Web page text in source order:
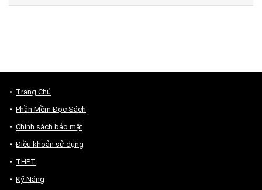
Trang Chủ
Phần Mềm Đọc Sách
Chính sách bảo mật
Điều khoản sử dụng
THPT
Kỹ Năng